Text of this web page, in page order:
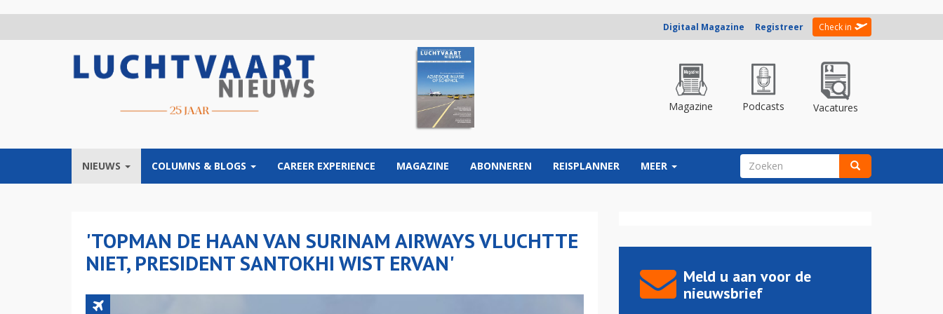
Digitaal Magazine Registreer Check in
Magazine Podcasts Vacatures
NIEUWS COLUMNS & BLOGS CAREER EXPERIENCE MAGAZINE ABONNEREN REISPLANNER MEER ZOEKVELD
'TOPMAN DE HAAN VAN SURINAM AIRWAYS VLUCHTTE
NIET, PRESIDENT SANTOKHI WIST ERVAN'
Meld u aan voor de
nieuwsbrief